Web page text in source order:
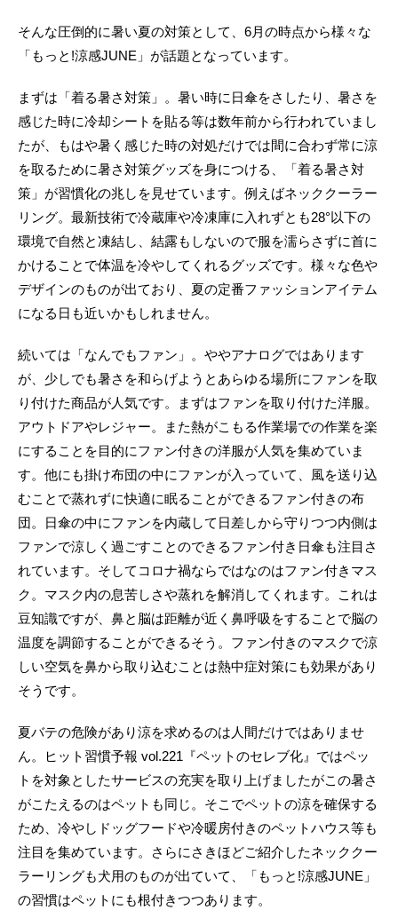
そんな圧倒的に暑い夏の対策として、6月の時点から様々な
「もっと!涼感JUNE」が話題となっています。
まずは「着る暑さ対策」。暑い時に日傘をさしたり、暑さを
感じた時に冷却シートを貼る等は数年前から行われていまし
たが、もはや暑く感じた時の対処だけでは間に合わず常に涼
を取るために暑さ対策グッズを身につける、「着る暑さ対
策」が習慣化の兆しを見せています。例えばネッククーラー
リング。最新技術で冷蔵庫や冷凍庫に入れずとも28°以下の
環境で自然と凍結し、結露もしないので服を濡らさずに首に
かけることで体温を冷やしてくれるグッズです。様々な色や
デザインのものが出ており、夏の定番ファッションアイテム
になる日も近いかもしれません。
続いては「なんでもファン」。ややアナログではあります
が、少しでも暑さを和らげようとあらゆる場所にファンを取
り付けた商品が人気です。まずはファンを取り付けた洋服。
アウトドアやレジャー。また熱がこもる作業場での作業を楽
にすることを目的にファン付きの洋服が人気を集めていま
す。他にも掛け布団の中にファンが入っていて、風を送り込
むことで蒸れずに快適に眠ることができるファン付きの布
団。日傘の中にファンを内蔵して日差しから守りつつ内側は
ファンで涼しく過ごすことのできるファン付き日傘も注目さ
れています。そしてコロナ禍ならではなのはファン付きマス
ク。マスク内の息苦しさや蒸れを解消してくれます。これは
豆知識ですが、鼻と脳は距離が近く鼻呼吸をすることで脳の
温度を調節することができるそう。ファン付きのマスクで涼
しい空気を鼻から取り込むことは熱中症対策にも効果があり
そうです。
夏バテの危険があり涼を求めるのは人間だけではありませ
ん。ヒット習慣予報 vol.221『ペットのセレブ化』ではペッ
トを対象としたサービスの充実を取り上げましたがこの暑さ
がこたえるのはペットも同じ。そこでペットの涼を確保する
ため、冷やしドッグフードや冷暖房付きのペットハウス等も
注目を集めています。さらにさきほどご紹介したネッククー
ラーリングも犬用のものが出ていて、「もっと!涼感JUNE」
の習慣はペットにも根付きつつあります。